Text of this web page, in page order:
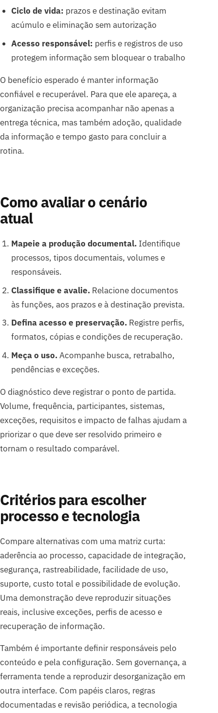
Ciclo de vida: prazos e destinação evitam
acúmulo e eliminação sem autorização
Acesso responsável: perfis e registros de uso
protegem informação sem bloquear o trabalho
O benefício esperado é manter informação
confiável e recuperável. Para que ele apareça, a
organização precisa acompanhar não apenas a
entrega técnica, mas também adoção, qualidade
da informação e tempo gasto para concluir a
rotina.
Como avaliar o cenário
atual
Mapeie a produção documental. Identifique
processos, tipos documentais, volumes e
responsáveis.
Classifique e avalie. Relacione documentos
às funções, aos prazos e à destinação prevista.
Defina acesso e preservação. Registre perfis,
formatos, cópias e condições de recuperação.
Meça o uso. Acompanhe busca, retrabalho,
pendências e exceções.
O diagnóstico deve registrar o ponto de partida.
Volume, frequência, participantes, sistemas,
exceções, requisitos e impacto de falhas ajudam a
priorizar o que deve ser resolvido primeiro e
tornam o resultado comparável.
Critérios para escolher
processo e tecnologia
Compare alternativas com uma matriz curta:
aderência ao processo, capacidade de integração,
segurança, rastreabilidade, facilidade de uso,
suporte, custo total e possibilidade de evolução.
Uma demonstração deve reproduzir situações
reais, inclusive exceções, perfis de acesso e
recuperação de informação.
Também é importante definir responsáveis pelo
conteúdo e pela configuração. Sem governança, a
ferramenta tende a reproduzir desorganização em
outra interface. Com papéis claros, regras
documentadas e revisão periódica, a tecnologia